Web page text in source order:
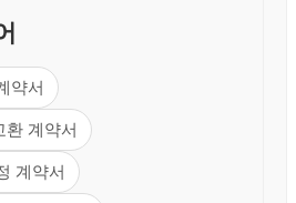
약서
환 계약서
계약서